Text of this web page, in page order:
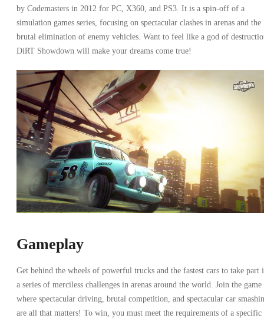
by Codemasters in 2012 for PC, X360, and PS3. It is a spin-off of a
simulation games series, focusing on spectacular clashes in arenas and the
brutal elimination of enemy vehicles. Want to feel like a god of
DiRT Showdown will make your dreams come true!
Gameplay
Get behind the wheels of powerful trucks and the fastest cars to take part
a series of merciless challenges in arenas around the world. Join the game
where spectacular driving, brutal competition, and spectacular car
are all that matters! To win, you must meet the requirements of a specific